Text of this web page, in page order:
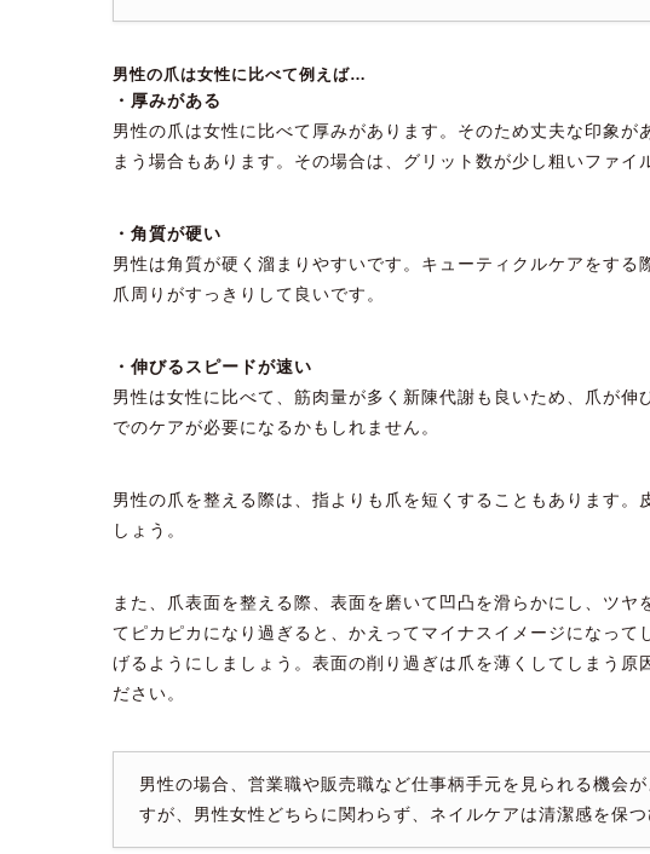
男性の爪は女性に比べて例えば…
・厚みがある
男性の爪は女性に比べて厚みがあります。そのため丈夫な印象
まう場合もあります。その場合は、グリット数が少し粗いファイ
・角質が硬い
男性は角質が硬く溜まりやすいです。キューティクルケアをす
爪周りがすっきりして良いです。
・伸びるスピードが速い
男性は女性に比べて、筋肉量が多く新陳代謝も良いため、爪が
でのケアが必要になるかもしれません。
男性の爪を整える際は、指よりも爪を短くすることもあります
しょう。
また、爪表面を整える際、表面を磨いて凹凸を滑らかにし、ツ
てピカピカになり過ぎると、かえってマイナスイメージになっ
げるようにしましょう。表面の削り過ぎは爪を薄くしてしまう原
ださい。
男性の場合、営業職や販売職など仕事柄手元を見られる機会
すが、男性女性どちらに関わらず、ネイルケアは清潔感を保